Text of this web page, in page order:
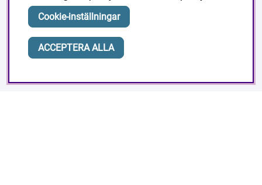
Om Masesgården
Ditt konto
Cookie-inställningar
ACCEPTERA ALLA